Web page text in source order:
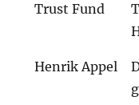
Trust Fund
Henrik Appel